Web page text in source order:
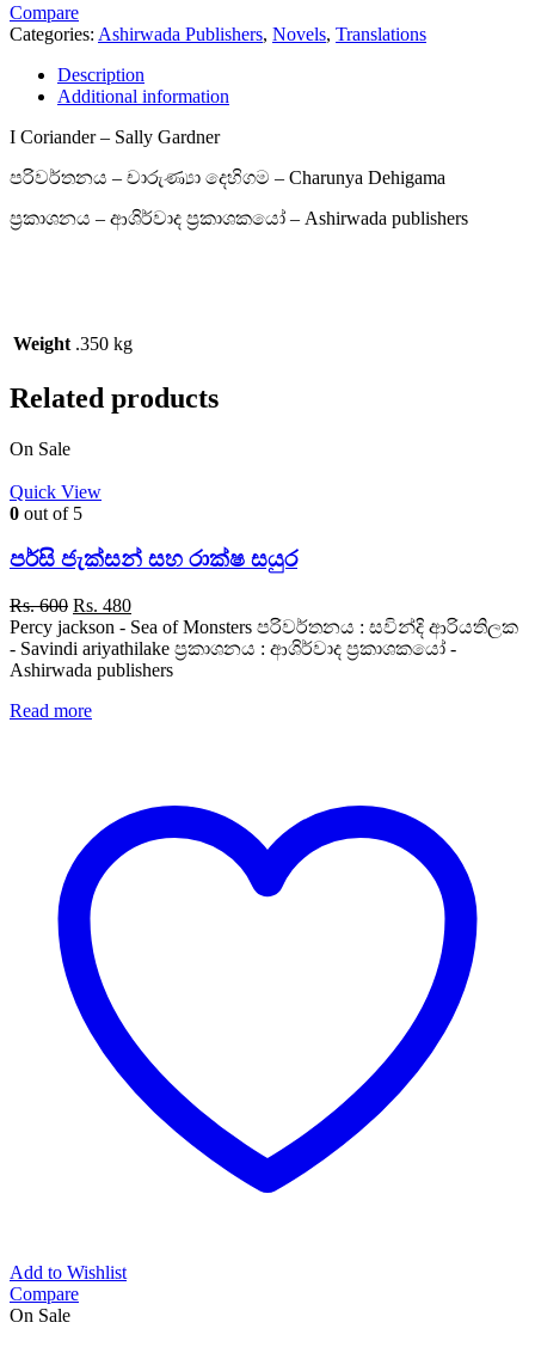
Compare
Categories: Ashirwada Publishers, Novels, Translations
Description
Additional information
I Coriander – Sally Gardner
පරිවර්තනය – චාරුණ්‍යා දෙහිගම – Charunya Dehigama
ප්‍රකාශනය – ආශිර්වාද ප්‍රකාශකයෝ – Ashirwada publishers
Weight .350 kg
Related products
On Sale
Quick View
0 out of 5
පර්සි ජැක්සන් සහ රාක්ෂ සයුර
Rs.600 Original
price
was:
Rs. 600.
Rs. 480Current
price
is:
Rs. 480.
Percy jackson - Sea of Monsters පරිවර්තනය : සවින්දි ආරියතිලක
- Savindi ariyathilake ප්‍රකාශනය : ආශිර්වාද ප්‍රකාශකයෝ -
Ashirwada publishers
Read more
Add to Wishlist
Compare
On Sale